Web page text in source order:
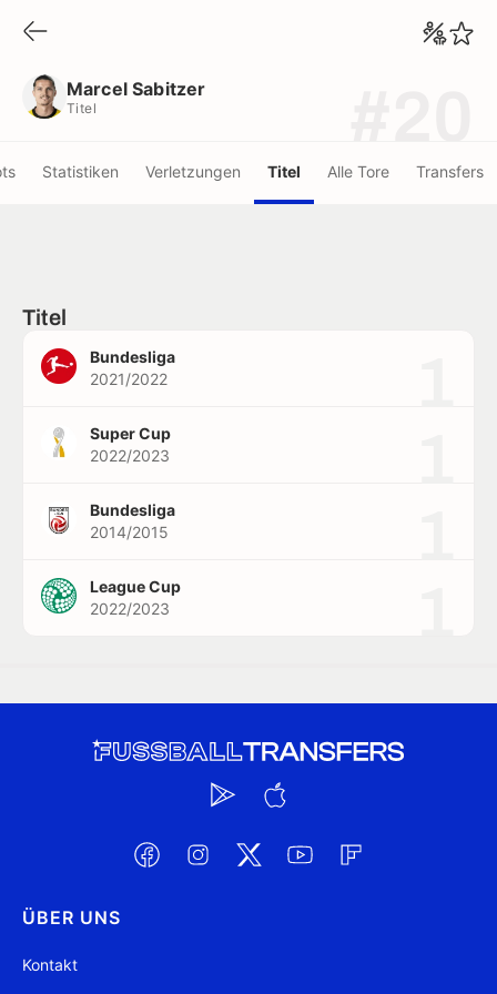
Marcel Sabitzer
Titel
Statistiken Verletzungen Titel Alle Tore Transfers
Titel
Bundesliga
2021/2022
Super Cup
2022/2023
Bundesliga
2014/2015
League Cup
2022/2023
ÜBER UNS
Kontakt